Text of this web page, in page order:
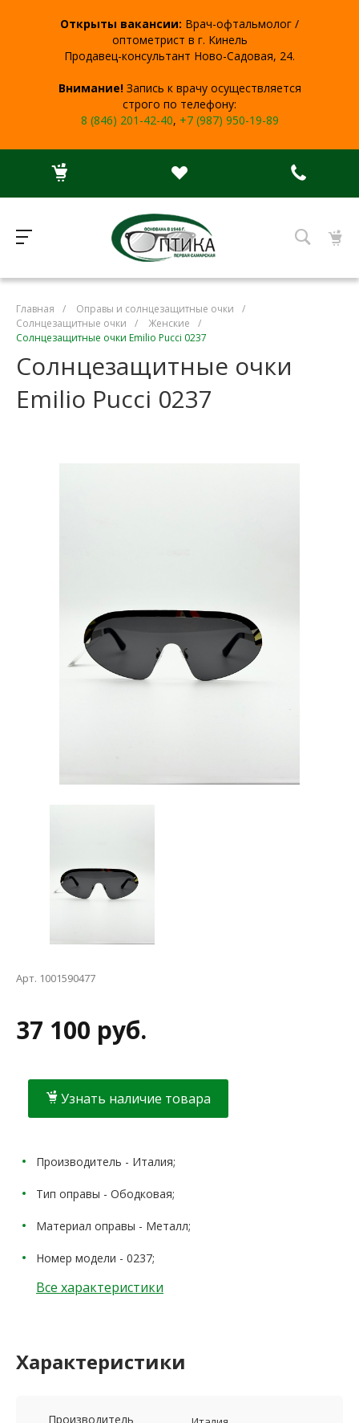
Открыты вакансии: Врач-офтальмолог /
оптометрист в г. Кинель
Продавец-консультант Ново-Садовая, 24.
Внимание!Запись к врачу осуществляется
строго по телефону:
8 (846) 201-42-40, +7 (987) 950-19-89
Главная / Оправы и солнцезащитные очки
/
Солнцезащитные очки
/ Женские
/
Солнцезащитные очки Emilio Pucci 0237
Солнцезащитные очки
Emilio Pucci 0237
Арт. 1001590477
37 100 руб.
Узнать наличие товара
Производитель - Италия;
Тип оправы - Ободковая;
Материал оправы - Металл;
Номер модели - 0237;
Все характеристики
Характеристики
Производитель